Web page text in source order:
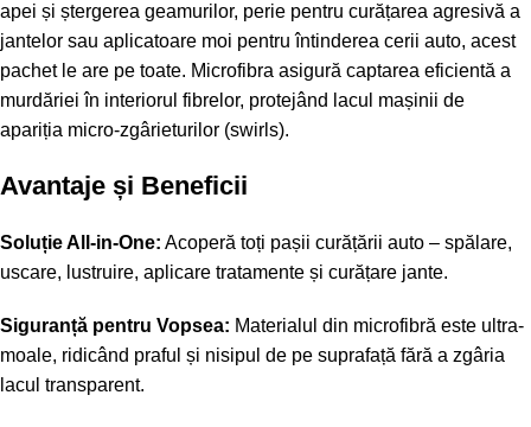
apei și ștergerea geamurilor, perie pentru curățarea agresivă a
jantelor sau aplicatoare moi pentru întinderea cerii auto, acest
pachet le are pe toate. Microfibra asigură captarea eficientă a
murdăriei în interiorul fibrelor, protejând lacul mașinii de
apariția micro-zgârieturilor (swirls).
Avantaje și Beneficii
Soluție All-in-One: Acoperă toți pașii curățării auto – spălare,
uscare, lustruire, aplicare tratamente și curățare jante.
Siguranță pentru Vopsea: Materialul din microfibră este ultra-
moale, ridicând praful și nisipul de pe suprafață fără a zgâria
lacul transparent.